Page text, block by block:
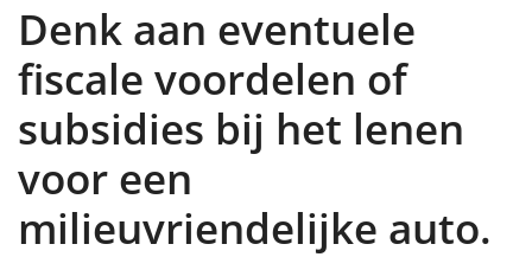
Denk aan eventuele
fiscale voordelen of
subsidies bij het lenen
voor een
milieuvriendelijke auto.